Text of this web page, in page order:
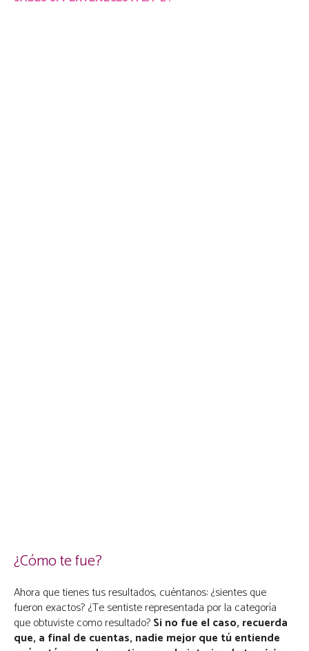
¿Cómo te fue?
Ahora que tienes tus resultados, cuéntanos: ¿sientes que
fueron exactos? ¿Te sentiste representada por la categoría
que obtuviste como resultado?Si no fue el caso, recuerda
que, a final de cuentas, nadie mejor que tú entiende